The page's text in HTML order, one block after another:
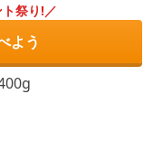
祭り!／
よう